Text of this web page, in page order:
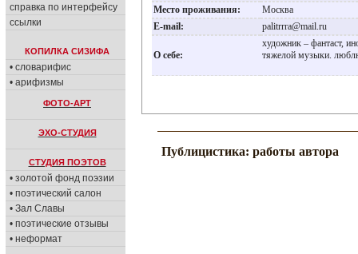
справка по интерфейсу
ссылки
КОПИЛКА СИЗИФА
• словарифис
• арифизмы
ФОТО-АРТ
ЭХО-СТУДИЯ
СТУДИЯ ПОЭТОВ
• золотой фонд поэзии
• поэтический салон
• Зал Славы
• поэтические отзывы
• неформат
Место проживания:
Москва
E-mail:
palitrrra@mail.ru
О себе:
художник – фантаст,
тяжелой музыки.
Публицистика: работы автора